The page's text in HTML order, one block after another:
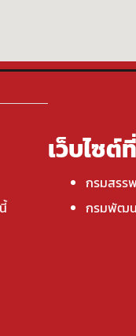
เว็บไซต์
กรมสรร
กรมพัฒน